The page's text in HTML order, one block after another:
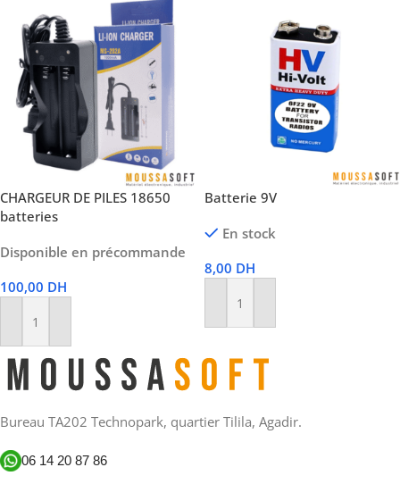
CHARGEUR DE PILES 18650
batteries
Disponible en précommande
100,00 DH
Ajouter Au Panier
Batterie 9V
En stock
8,00 DH
Ajouter Au Panier
Bureau TA202 Technopark, quartier Tilila, Agadir.
06 14 20 87 86